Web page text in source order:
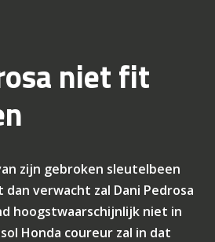
niet fit
zijn gebroken sleutelbeen
verwacht zal Dani Pedrosa
hoogstwaarschijnlijk niet in
Honda coureur zal in dat